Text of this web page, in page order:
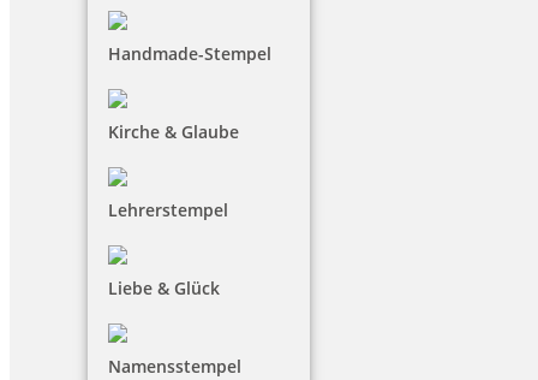
Handmade-Stempel
Kirche & Glaube
Lehrerstempel
Liebe & Glück
Namensstempel